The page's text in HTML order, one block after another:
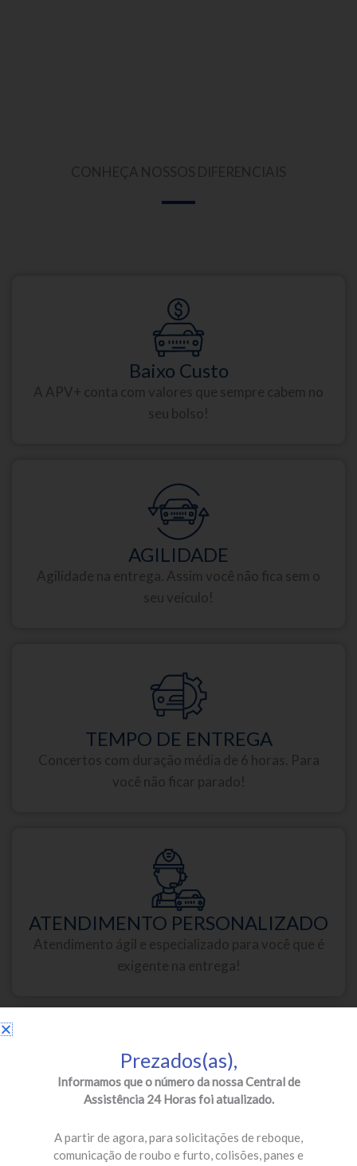
Baixo Custo
A APV+ conta com valores que sempre cabem no
seu bolso!
AGILIDADE
Agilidade na entrega. Assim você não fica sem o
seu veículo!
TEMPO DE ENTREGA
Concertos com duração média de 6 horas. Para
você não ficar parado!
ATENDIMENTO PERSONALIZADO
Atendimento ágil e especializado para você que é
exigente na entrega!
PARCEIROS DE PRIMEIRA
segurança!
Prezados(as),
Informamos que o número da nossa Central de
Assistência 24 Horas foi atualizado.
A partir de agora, para solicitações de reboque,
comunicação de roubo e furto, colisões, panes e